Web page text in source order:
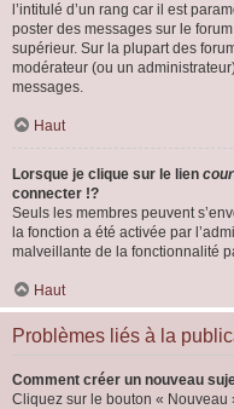
l’intitulé d’un rang car il est
poster des messages sur le
supérieur. Sur la plupart des
modérateur (ou un
messages.
Haut
Lorsque je clique sur le lien
connecter !?
Seuls les membres peuvent
la fonction a été activée par
malveillante de la fonctionnalité
Haut
Problèmes liés à la
Comment créer un nouveau
Cliquez sur le bouton « Nouveau